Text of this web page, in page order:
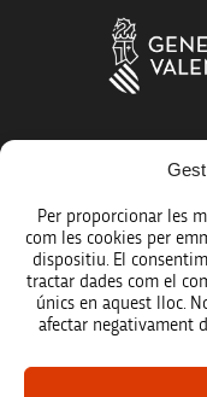
Per proporcionar les
com les cookies per
dispositiu. El
tractar dades com el
únics en aquest lloc.
afectar negativament
Més
Avís legal